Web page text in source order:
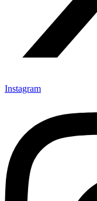
Instagram